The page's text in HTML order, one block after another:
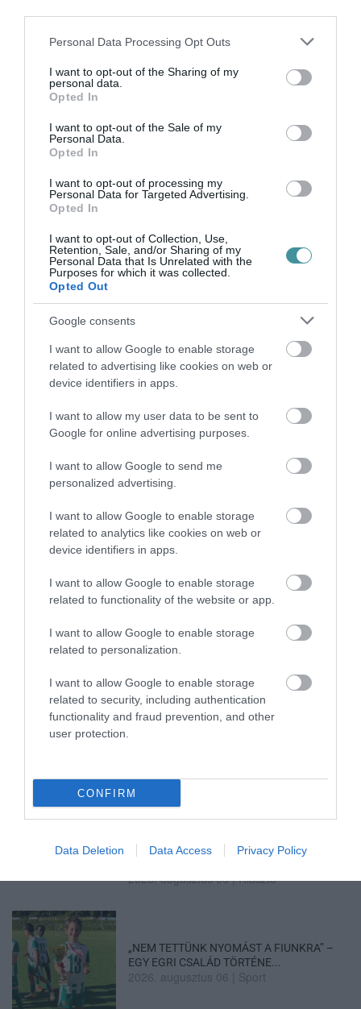
Please note that this website/app uses one or more Google
not limited to your visit or usage behaviour. You may click to
grant or deny consent to Google and its third-party tags to
use your data for below specified purposes in below Google
consent section.
Personal Data Processing Opt Outs
I want to opt-out of the Sharing of my
personal data.
Opted In
I want to opt-out of the Sale of my
Personal Data.
Opted In
I want to opt-out of processing my
Personal Data for Targeted Advertising.
Opted In
I want to opt-out of Collection, Use,
Retention, Sale, and/or Sharing of my
Personal Data that Is Unrelated with the
Purposes for which it was collected.
Opted Out
Google consents
I want to allow Google to enable storage
related to advertising like cookies on web or
device identifiers in apps.
I want to allow my user data to be sent to
Google for online advertising purposes.
I want to allow Google to send me
personalized advertising.
I want to allow Google to enable storage
related to analytics like cookies on web or
device identifiers in apps.
I want to allow Google to enable storage
related to functionality of the website or app.
I want to allow Google to enable storage
related to personalization.
I want to allow Google to enable storage
related to security, including authentication
functionality and fraud prevention, and other
user protection.
CONFIRM
Data Deletion Data Access Privacy Policy
LEÁLLÍTOTT SZOLGÁLTATÁSOK AZ EGRI...
Eger ügye
TÍZ ÉVE NEM VOLT ILYEN ALACSONY AZ
INFLÁCIÓ MAGYARORSZÁGON
ÖS FŐÚTON EGERBEN
Eger ügye
HALMENTÉS SZARVASKŐNÉL: ŐSHONOS
2026. augusztus 07 Környék ügye
ZÁPOROK, ZIVATAROK KIALAKULHATNAK
2026. augusztus 07|Mindenki ügye
KÉT AUTÓ ÜTKÖZÖTT BOGÁCSON, A
MENTŐK IS A HELYSZÍNRE ÉRKE...
2026. augusztus 06|Riasztó
HÍREK A GARÁZSBÓL: CHERY TIGGO 9
PHEV LUXURY – A KÍNAI PR...
2026. augusztus 06|Barta Autó
2026. augusztus 06|Riasztó
„NEM TETTÜNK NYOMÁST A FIUNKRA” –
EGY EGRI CSALÁD TÖRTÉNE...
2026. augusztus 06 Sport